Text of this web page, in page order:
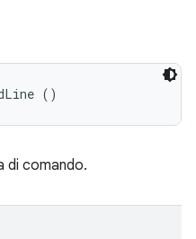
()
di comando.